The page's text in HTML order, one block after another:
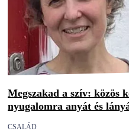
Megszakad a szív: közös
nyugalomra anyát és
CSALÁD